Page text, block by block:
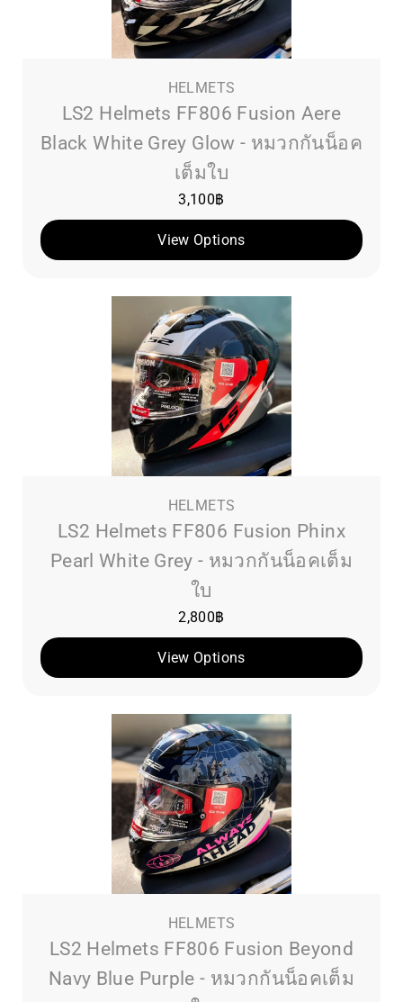
HELMETS
LS2 Helmets FF806 Fusion Aere
Black White Grey Glow - หมวกกันน็อค
เต็มใบ
3,100฿
View Options
HELMETS
LS2 Helmets FF806 Fusion Phinx
Pearl White Grey - หมวกกันน็อคเต็ม
ใบ
2,800฿
View Options
HELMETS
LS2 Helmets FF806 Fusion Beyond
Navy Blue Purple - หมวกกันน็อคเต็ม